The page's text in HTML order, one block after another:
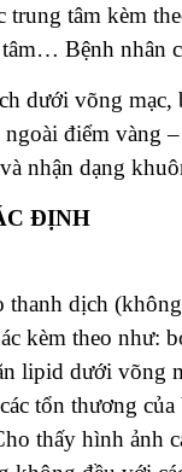
trung tâm kèm
Bệnh nhân
dưới võng
điểm vàng
nhận dạng
ĐỊNH
dịch
kèm theo như:
lipid dưới võng
tổn thương
thấy hình ảnh